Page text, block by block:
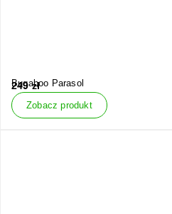
Bugaboo Parasol
249zł
Zobacz produkt